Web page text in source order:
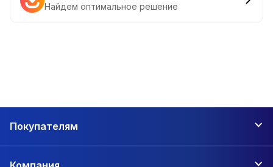
Найдем оптимальное решение
Покупателям